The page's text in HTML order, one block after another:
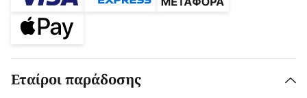
Εταίροι παράδοσης